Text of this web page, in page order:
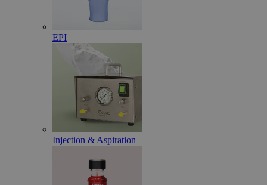
EPI
Injection & Aspiration